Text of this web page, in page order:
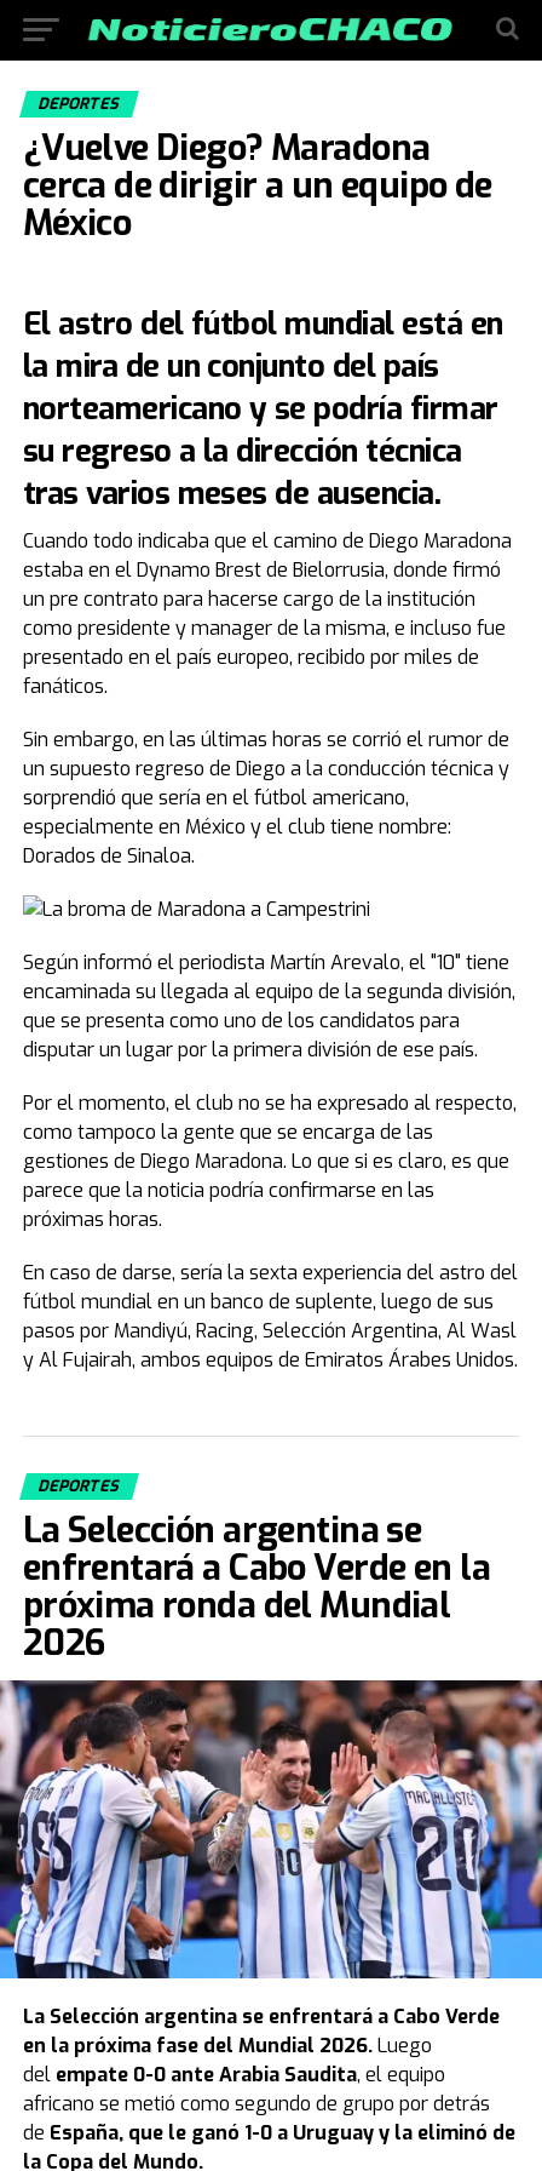
DEPORTES
¿Vuelve Diego? Maradona
cerca de dirigir a un equipo de
México
El astro del fútbol mundial está en
la mira de un conjunto del país
norteamericano y se podría firmar
su regreso a la dirección técnica
tras varios meses de ausencia.
Cuando todo indicaba que el camino de Diego Maradona
estaba en el Dynamo Brest de Bielorrusia, donde firmó
un pre contrato para hacerse cargo de la institución
como presidente y manager de la misma, e incluso fue
presentado en el país europeo, recibido por miles de
fanáticos.
Sin embargo, en las últimas horas se corrió el rumor de
un supuesto regreso de Diego a la conducción técnica y
sorprendió que sería en el fútbol americano,
especialmente en México y el club tiene nombre:
Dorados de Sinaloa.
Según informó el periodista Martín Arevalo, el "10" tiene
encaminada su llegada al equipo de la segunda división,
que se presenta como uno de los candidatos para
disputar un lugar por la primera división de ese país.
Por el momento, el club no se ha expresado al respecto,
como tampoco la gente que se encarga de las
gestiones de Diego Maradona. Lo que si es claro, es que
parece que la noticia podría confirmarse en las
próximas horas.
En caso de darse, sería la sexta experiencia del astro del
fútbol mundial en un banco de suplente, luego de sus
pasos por Mandiyú, Racing, Selección Argentina, Al Wasl
y Al Fujairah, ambos equipos de Emiratos Árabes Unidos.
DEPORTES
La Selección argentina se
enfrentará a Cabo Verde en la
próxima ronda del Mundial
2026
La Selección argentinase enfrentará a Cabo Verde
en la próxima fase del Mundial 2026.Luego
del empate 0-0 ante Arabia Saudita, el equipo
africano se metió como segundo de grupo por detrás
de España, que le ganó 1-0 a Uruguay y la eliminó de
la Copa del Mundo.